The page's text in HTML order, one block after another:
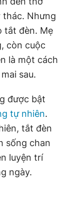
thác. Nhưng
tắt đèn. Mẹ
còn cuộc
là một cách
sau.
được bật
tự nhiên.
tắt đèn
sống chan
luyện trí
ngày.